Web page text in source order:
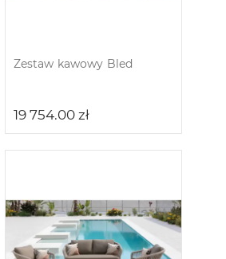
Zestaw kawowy Bled
19 754.00 zł